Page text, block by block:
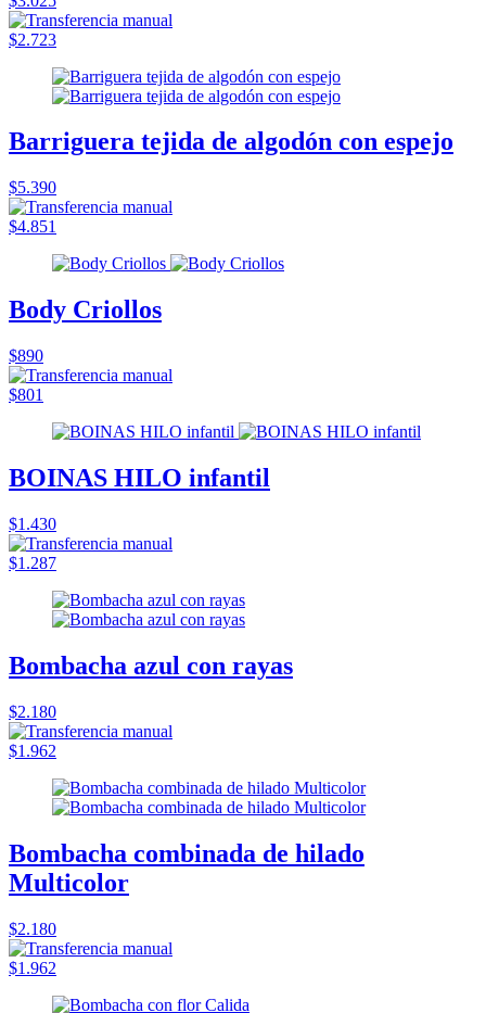
$2.723
Barriguera tejida de algodón con espejo
$5.390
$4.851
Body Criollos
$890
$801
BOINAS HILO infantil
$1.430
$1.287
Bombacha azul con rayas
$2.180
$1.962
Bombacha combinada de hilado
Multicolor
$2.180
$1.962